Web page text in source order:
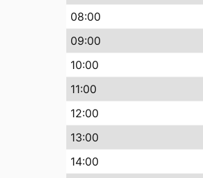
08:00
09:00
10:00
11:00
12:00
13:00
14:00